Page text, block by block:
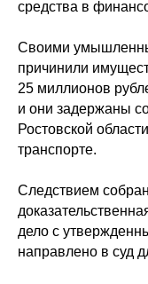
средства в
Своими
причинили
25 миллионов
и они задержаны
Ростовской
транспорте.
Следствием
дело с
направлено в суд